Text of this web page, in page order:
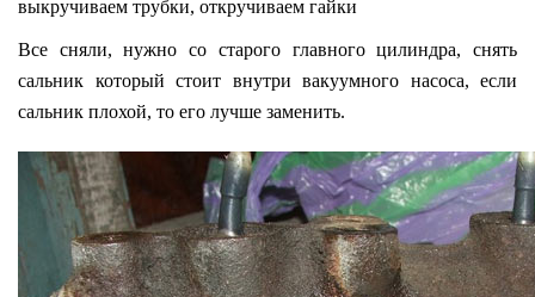
выкручиваем трубки, откручиваем гайки
Все сняли, нужно со старого главного цилиндра, снять
сальник который стоит внутри вакуумного насоса, если
сальник плохой, то его лучше заменить.